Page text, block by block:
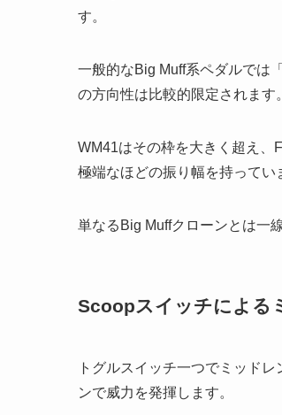
す。
一般的なBig Muff系ペダルでは
の方向性は比較的限定されます。
WM41はその枠を大きく超え、
極端なほどの振り幅を持ってい
単なるBig Muffクローンとは一
Scoopスイッチによる
トグルスイッチ一つでミッド
ンで威力を発揮します。